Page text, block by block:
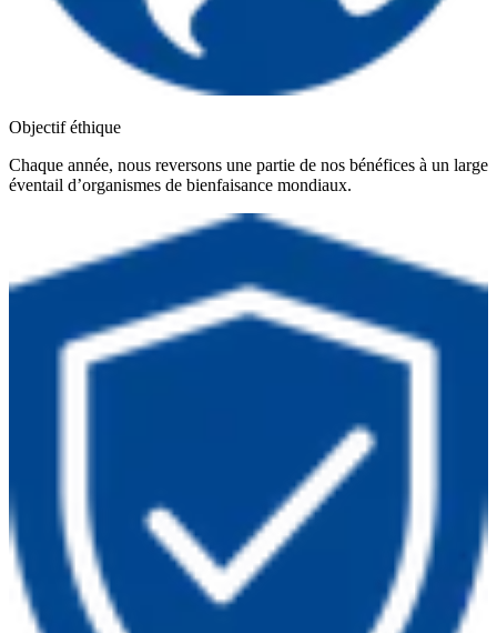
Objectif éthique
Chaque année, nous reversons une partie de nos bénéfices à un large
éventail d’organismes de bienfaisance mondiaux.